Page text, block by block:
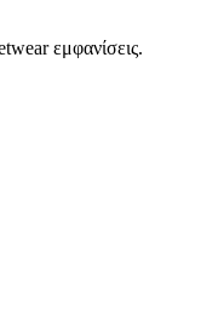
εμφανίσεις.